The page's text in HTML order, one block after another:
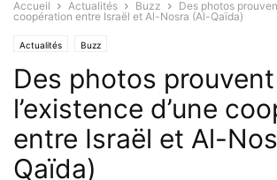
Accueil Actualités Buzz
Des photos
coopération entre Israël et Al-Nosra (Al-Qaïda)
Actualités Buzz
Des photos prouvent
l’existence d’une
entre Israël et Al-
Qaïda)